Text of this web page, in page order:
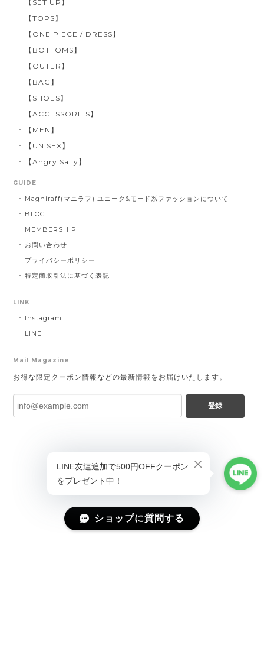
【SET UP】
【TOPS】
【ONE PIECE / DRESS】
【BOTTOMS】
【OUTER】
【BAG】
【SHOES】
【ACCESSORIES】
【MEN】
【UNISEX】
【Angry Sally】
GUIDE
Magniraff(マニラフ) ユニーク&モード系ファッションについて
BLOG
MEMBERSHIP
お問い合わせ
プライバシーポリシー
特定商取引法に基づく表記
LINK
Instagram
LINE
Mail Magazine
お得な限定クーポン情報などの最新情報をお届けいたします。
登録
ショップに質問する